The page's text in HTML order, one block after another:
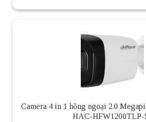
Camera 4 in 1 hồng ngoại 2.0
HAC-HFW1200TLP-